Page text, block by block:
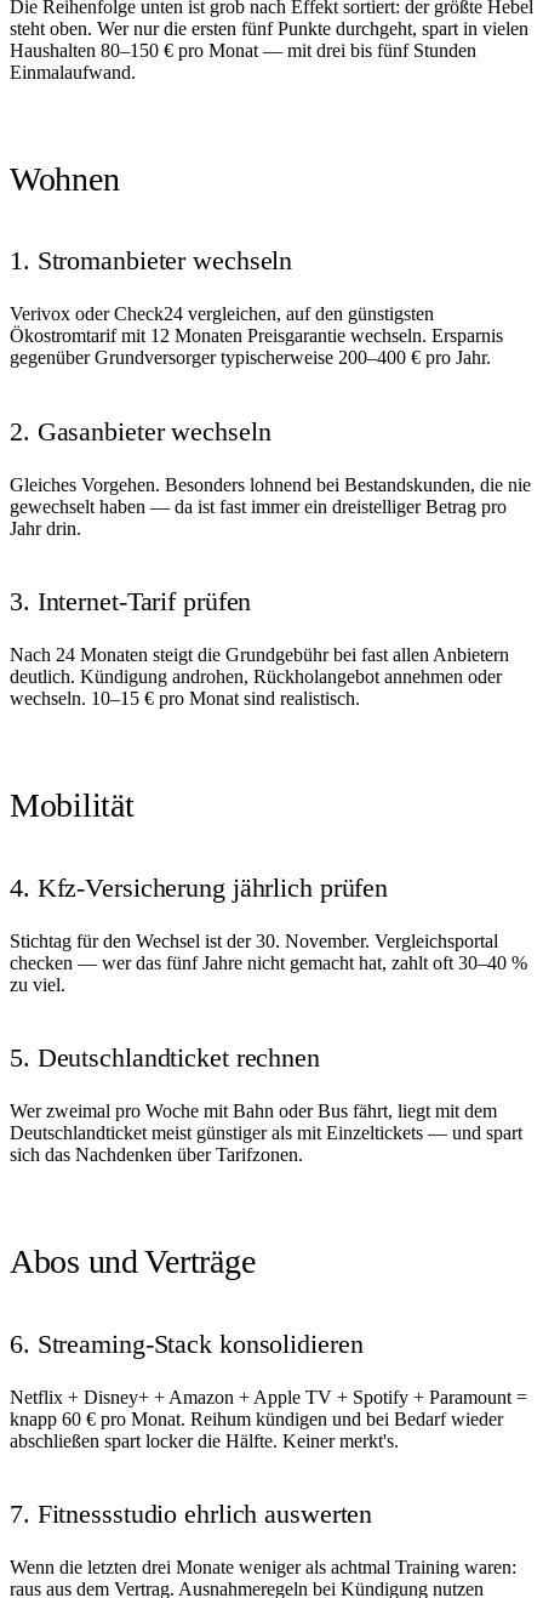
Die Reihenfolge unten ist grob nach Effekt sortiert: der größte Hebel
steht oben. Wer nur die ersten fünf Punkte durchgeht, spart in vielen
Haushalten 80–150 € pro Monat — mit drei bis fünf Stunden
Einmalaufwand.
Wohnen
1. Stromanbieter wechseln
Verivox oder Check24 vergleichen, auf den günstigsten
Ökostromtarif mit 12 Monaten Preisgarantie wechseln. Ersparnis
gegenüber Grundversorger typischerweise 200–400 € pro Jahr.
2. Gasanbieter wechseln
Gleiches Vorgehen. Besonders lohnend bei Bestandskunden, die nie
gewechselt haben — da ist fast immer ein dreistelliger Betrag pro
Jahr drin.
3. Internet-Tarif prüfen
Nach 24 Monaten steigt die Grundgebühr bei fast allen Anbietern
deutlich. Kündigung androhen, Rückholangebot annehmen oder
wechseln. 10–15 € pro Monat sind realistisch.
Mobilität
4. Kfz-Versicherung jährlich prüfen
Stichtag für den Wechsel ist der 30. November. Vergleichsportal
checken — wer das fünf Jahre nicht gemacht hat, zahlt oft 30–40 %
zu viel.
5. Deutschlandticket rechnen
Wer zweimal pro Woche mit Bahn oder Bus fährt, liegt mit dem
Deutschlandticket meist günstiger als mit Einzeltickets — und spart
sich das Nachdenken über Tarifzonen.
Abos und Verträge
6. Streaming-Stack konsolidieren
Netflix + Disney+ + Amazon + Apple TV + Spotify + Paramount =
knapp 60 € pro Monat. Reihum kündigen und bei Bedarf wieder
abschließen spart locker die Hälfte. Keiner merkt's.
7. Fitnessstudio ehrlich auswerten
Wenn die letzten drei Monate weniger als achtmal Training waren:
raus aus dem Vertrag. Ausnahmeregeln bei Kündigung nutzen